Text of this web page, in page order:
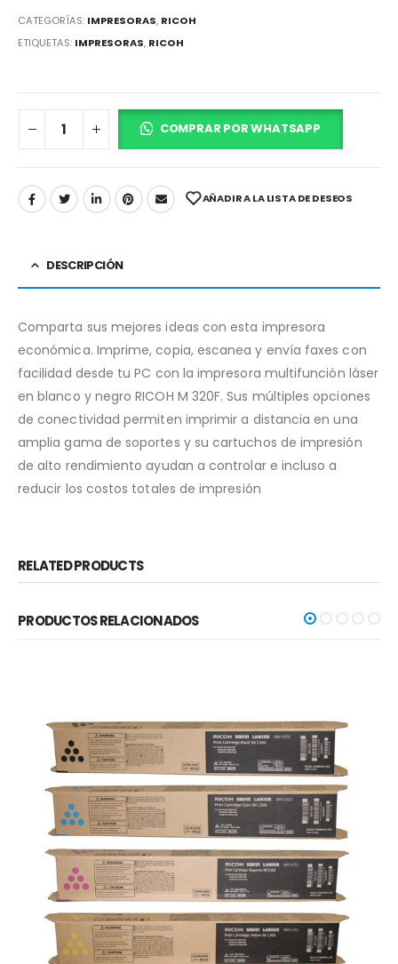
CATEGORÍAS: IMPRESORAS, RICOH
ETIQUETAS: IMPRESORAS, RICOH
COMPRAR POR WHATSAPP
AÑADIR A LA LISTA DE DESEOS
DESCRIPCIÓN
Comparta sus mejores ideas con esta impresora
económica. Imprime, copia, escanea y envía faxes con
facilidad desde tu PC con la impresora multifunción láser
en blanco y negro RICOH M 320F. Sus múltiples opciones
de conectividad permiten imprimir a distancia en una
amplia gama de soportes y su cartuchos de impresión
de alto rendimiento ayudan a controlar e incluso a
reducir los costos totales de impresión
RELATED PRODUCTS
PRODUCTOS RELACIONADOS